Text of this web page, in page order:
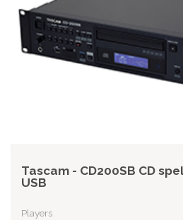
Tascam - CD200SB CD
USB
Players